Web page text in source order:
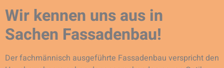
Wir kennen uns aus in
Sachen Fassadenbau!
Der fachmännisch ausgeführte Fassadenbau verspricht den